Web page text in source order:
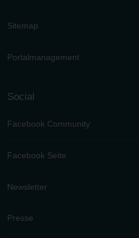
Sitemap
Portalmanagement
Social
Facebook Community
Facebook Seite
Newsletter
Presse